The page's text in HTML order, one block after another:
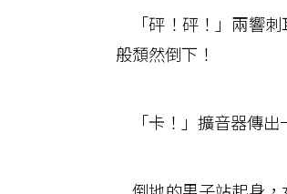
「砰！砰！」兩響刺
般頹然倒下！
「卡！」擴音器傳出